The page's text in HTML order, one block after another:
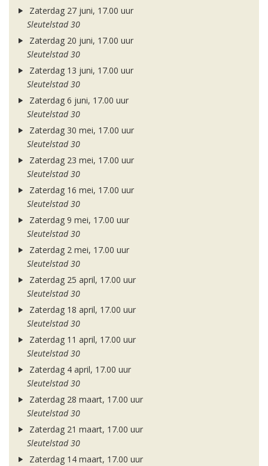
Zaterdag 27 juni, 17.00 uur
Sleutelstad 30
Zaterdag 20 juni, 17.00 uur
Sleutelstad 30
Zaterdag 13 juni, 17.00 uur
Sleutelstad 30
Zaterdag 6 juni, 17.00 uur
Sleutelstad 30
Zaterdag 30 mei, 17.00 uur
Sleutelstad 30
Zaterdag 23 mei, 17.00 uur
Sleutelstad 30
Zaterdag 16 mei, 17.00 uur
Sleutelstad 30
Zaterdag 9 mei, 17.00 uur
Sleutelstad 30
Zaterdag 2 mei, 17.00 uur
Sleutelstad 30
Zaterdag 25 april, 17.00 uur
Sleutelstad 30
Zaterdag 18 april, 17.00 uur
Sleutelstad 30
Zaterdag 11 april, 17.00 uur
Sleutelstad 30
Zaterdag 4 april, 17.00 uur
Sleutelstad 30
Zaterdag 28 maart, 17.00 uur
Sleutelstad 30
Zaterdag 21 maart, 17.00 uur
Sleutelstad 30
Zaterdag 14 maart, 17.00 uur